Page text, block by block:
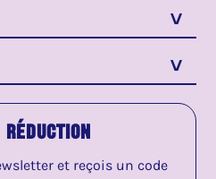
>
>
réduction
et reçois un code